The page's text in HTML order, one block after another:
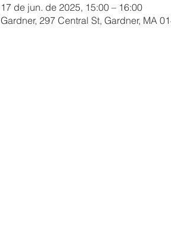
17 de jun. de 2025, 15:00 – 16:00
Gardner, 297 Central St, Gardner, MA